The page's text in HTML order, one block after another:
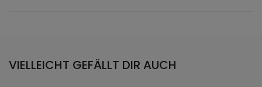
VIELLEICHT GEFÄLLT DIR AUCH